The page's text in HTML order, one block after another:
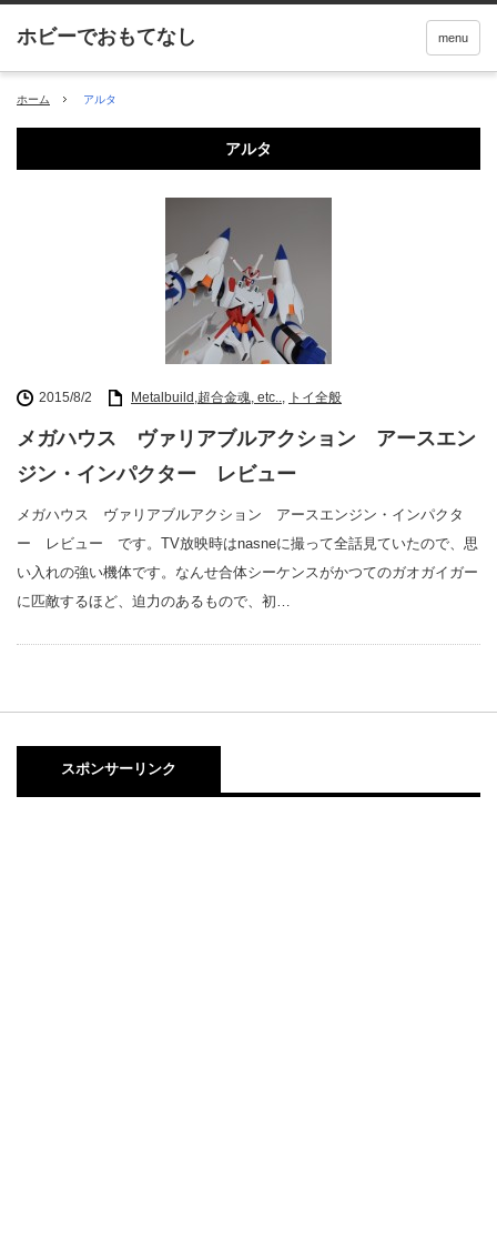
menu
ホーム アルタ
アルタ
2015/8/2 Metalbuild,超合金魂, etc.., トイ全般
メガハウス ヴァリアブルアクション アースエン
ジン・インパクター レビュー
メガハウス ヴァリアブルアクション アースエンジン・インパクタ
ー レビュー です。TV放映時はnasneに撮って全話見ていたので、思
い入れの強い機体です。なんせ合体シーケンスがかつてのガオガイガー
に匹敵するほど、迫力のあるもので、初…
スポンサーリンク